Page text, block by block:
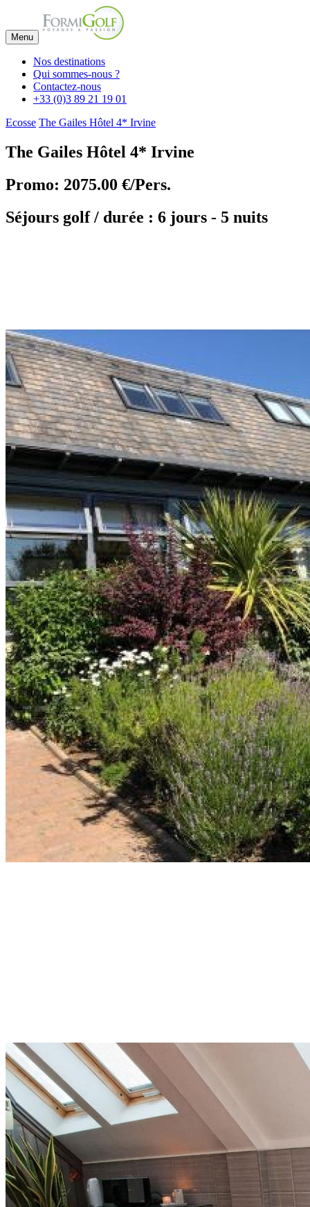
Menu
Nos destinations
Qui sommes-nous ?
Contactez-nous
+33 (0)3 89 21 19 01
Ecosse The Gailes Hôtel 4* Irvine
The Gailes Hôtel 4* Irvine
Promo: 2075.00 €/Pers.
Séjours golf / durée : 6 jours - 5 nuits